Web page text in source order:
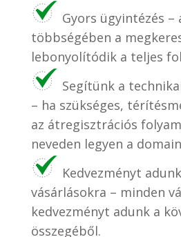
Gyors ügyintézés –
többségében a
lebonyolítódik a teljes
Segítünk a
– ha szükséges,
az átregisztrációs
neveden legyen a
Kedvezményt
vásárlásokra – minden
kedvezményt adunk a
összegéből.